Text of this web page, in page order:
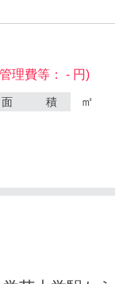
理費等： - 円)
面 積 ㎡